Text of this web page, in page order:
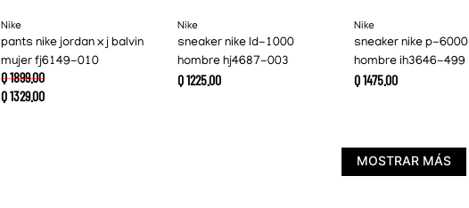
Nike
pants nike jordan x j balvin
mujer fj6149-010
Q1899.00
Q1329.00
Nike
sneaker nike ld-1000
hombre hj4687-003
Q122500
Nike
sneaker nike p-6000
hombre ih3646-499
Q147500
MOSTRAR MÁS